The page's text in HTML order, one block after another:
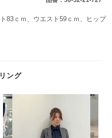
83ｃｍ、ウエスト59ｃｍ、ヒップ
ング